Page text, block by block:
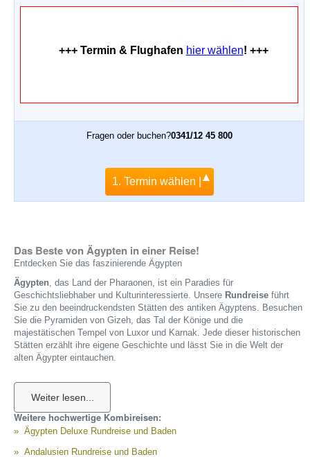
+++ Termin & Flughafen hier wählen! +++
Fragen oder buchen?0341/12 45 800
1. Termin wählen |
Das Beste von Ägypten in einer Reise!
Entdecken Sie das faszinierende Ägypten
Ägypten, das Land der Pharaonen, ist ein Paradies für
Geschichtsliebhaber und Kulturinteressierte. Unsere Rundreise führt
Sie zu den beeindruckendsten Stätten des antiken Ägyptens. Besuchen
Sie die Pyramiden von Gizeh, das Tal der Könige und die
majestätischen Tempel von Luxor und Karnak. Jede dieser historischen
Stätten erzählt ihre eigene Geschichte und lässt Sie in die Welt der
alten Ägypter eintauchen.
Erkunden Sie die gut erhaltenen Ruinen von Alexandria, einer Stadt, die
einst das Zentrum des Wissens und der Kultur war. Besuchen Sie die
alte Kathedrale von Kairo und erleben Sie die spirituelle Atmosphäre
dieser historischen Stätte.
Weitere hochwertige Kombireisen:
Ägypten Deluxe Rundreise und Baden
Andalusien Rundreise und Baden